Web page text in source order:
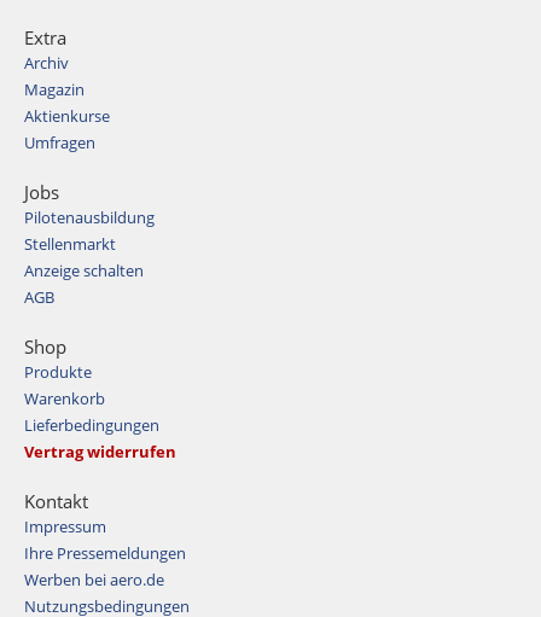
Extra
Archiv
Magazin
Aktienkurse
Umfragen
Jobs
Pilotenausbildung
Stellenmarkt
Anzeige schalten
AGB
Shop
Produkte
Warenkorb
Lieferbedingungen
Vertrag widerrufen
Kontakt
Impressum
Ihre Pressemeldungen
Werben bei aero.de
Nutzungsbedingungen